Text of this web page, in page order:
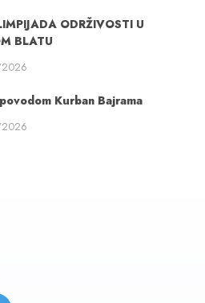
ODRŽIVOSTI U
BLATU
Kurban Bajrama